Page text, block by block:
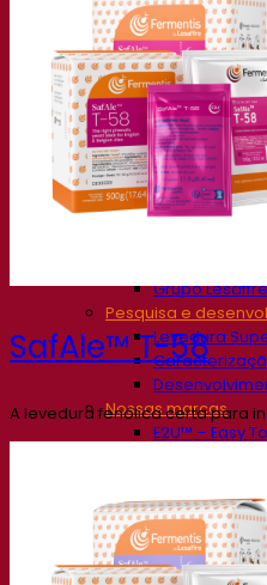
Nossa empresa
Sobre nós
Especialista
O Campus
Grupo Lesaffre
Pesquisa e
Levedura
Nossas marcas
E2U™ – Easy
Fermentis
Outros serviços
Fabricação
Degustações
SafAle™ T-58
A levedura fenólica certa para